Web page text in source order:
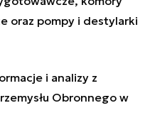
oraz pompy i destylarki
i analizy z
Obronnego w